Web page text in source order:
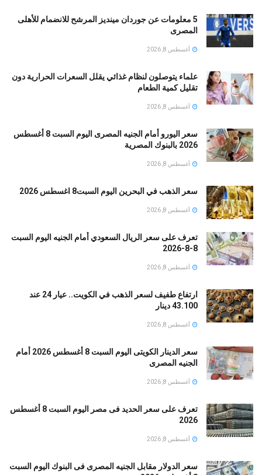
5 معلومات عن جوردان مينديز المرشح للانضمام للأهلى
المصرى
أغسطس 8, 2026
علماء يتوصلون لنظام غذائي يقلل السعرات الحرارية دون
تقليل كمية الطعام
أغسطس 8, 2026
سعر اليورو أمام الجنيه المصرى اليوم السبت 8 أغسطس
2026 بالبنوك المصرية
أغسطس 8, 2026
سعر الذهب في البحرين اليوم السبت8 اغسطس 2026
أغسطس 8, 2026
تعرف على سعر الريال السعودي أمام الجنيه اليوم السبت
8-8-2026
أغسطس 8, 2026
ارتفاع طفيف لسعر الذهب في الكويت.. عيار 24 عند
43.100 دينار
أغسطس 8, 2026
سعر الدينار الكويتى اليوم السبت 8 أغسطس 2026 أمام
الجنيه المصرى
أغسطس 8, 2026
تعرف على سعر الحديد فى مصر اليوم السبت 8 أغسطس
2026
أغسطس 8, 2026
سعر الدولار مقابل الجنيه المصرى فى البنوك اليوم السبت